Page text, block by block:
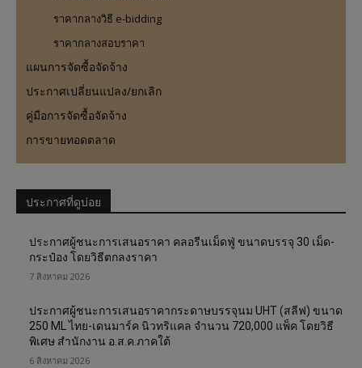
ราคากลางวิธี e-bidding
ราคากลางสอบราคา
แผนการจัดซื้อจัดจ้าง
ประกาศเปลี่ยนแปลง/ยกเลิก
คู่มือการจัดซื้อจัดจ้าง
การขายทอดตลาด
ประกาศที่ดูบ่อย
ประกาศผู้ชนะการเสนอราคา คลอรีนเม็ดฟู่ ขนาดบรรจุ 30 เม็ด-
กระป๋อง โดยวิธีตกลงราคา
7 สิงหาคม 2026
ประกาศผู้ชนะการเสนอราคากระดาษบรรจุนม UHT (สลีฟ) ขนาด
250 ML ไทย-เดนมาร์ค นิวทริแคล จำนวน 720,000 แพ็ค โดยวิธี
พิเศษ สำนักงาน อ.ส.ค.ภาคใต้
6 สิงหาคม 2026